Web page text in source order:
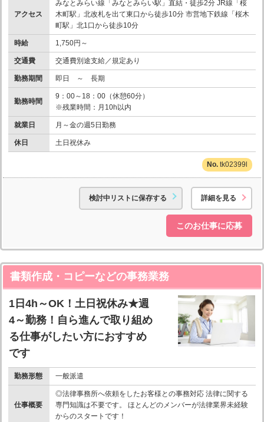
アクセス
みなとみらい線「みなとみらい駅」直結・徒歩2分 JR線「桜
木町駅」北改札を出て東口から徒歩10分 市営地下鉄線「桜木
町駅」北1口から徒歩10分
時給 1,750円～
交通費 交通費別途支給／規定あり
勤務期間 即日 ～ 長期
勤務時間
9：00～18：00（休憩60分）
※残業時間：月10h以内
就業日 月～金の週5日勤務
休日 土日祝休み
tk02399l
検討中リストに保存する 詳細を見る
このお仕事に応募
書類作成・コピーなどの事務業務
1日4h～OK！土日祝休み★週
4～勤務！自ら進んで取り組め
る仕事がしたい方におすすめ
です
勤務形態 一般派遣
仕事概要
◎法律事務所へ依頼をしたお客様との事務対応 法律に関する
専門知識は不要です。 ほとんどのメンバーが法律業界未経験
からのスタートです！